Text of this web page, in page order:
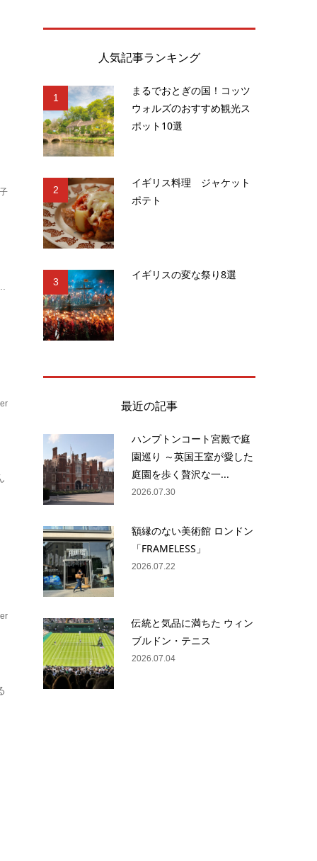
人気記事ランキング
1
まるでおとぎの国！コッツ
ウォルズのおすすめ観光ス
ポット10選
2
イギリス料理 ジャケット
ポテト
3
イギリスの変な祭り8選
最近の記事
ハンプトンコート宮殿で庭
園巡り ～英国王室が愛した
庭園を歩く贅沢な一...
2026.07.30
額縁のない美術館 ロンドン
「FRAMELESS」
2026.07.22
伝統と気品に満ちた ウィン
ブルドン・テニス
2026.07.04